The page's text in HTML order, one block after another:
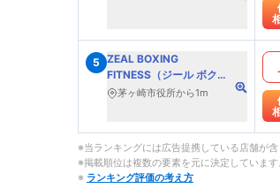
5 ZEAL BOXING
FITNESS（ジール ボクシ
ング フィットネス）
茅ヶ崎市役所から1m
※当ランキングには広告提携している店舗が含
※掲載順位は複数の要素を元に決定しています
※ ランキング評価の考え方